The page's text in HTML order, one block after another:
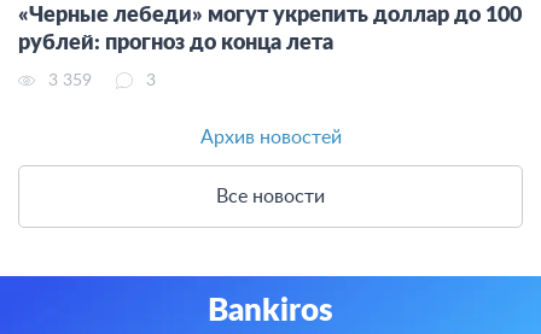
«Черные лебеди» могут укрепить доллар до 100
рублей: прогноз до конца лета
3 359 3
Архив новостей
Все новости
Bankiros